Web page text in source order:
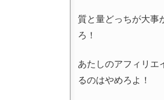
質と量どっちが大事
ろ！
あたしのアフィリエ
るのはやめろよ！